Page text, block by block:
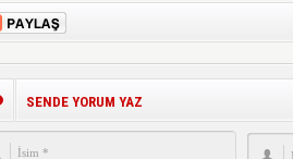
SENDE YORUM YAZ